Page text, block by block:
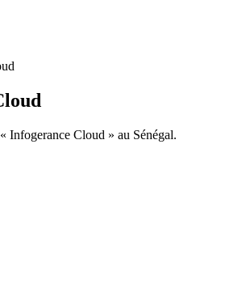
Infogerance Cloud » au Sénégal.